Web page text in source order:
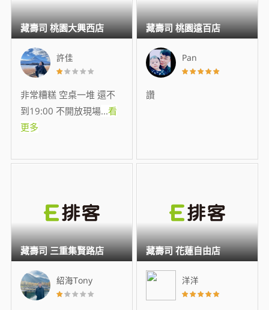
許佳
非常糟糕 空桌一堆 還不
到19:00 不開放現場...看
更多
藏壽司 桃園大興西店
Pan
讚
藏壽司 桃園遠百店
紹海Tony
藏壽司 三重集賢路店
洋洋
藏壽司 花蓮自由店